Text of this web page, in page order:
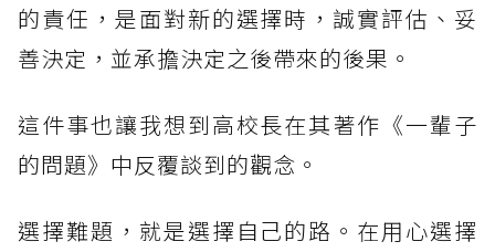
的責任，是面對新的選擇時，誠實評估、妥
善決定，並承擔決定之後帶來的後果。
這件事也讓我想到高校長在其著作《一輩子
的問題》中反覆談到的觀念。
選擇難題，就是選擇自己的路。在用心選擇